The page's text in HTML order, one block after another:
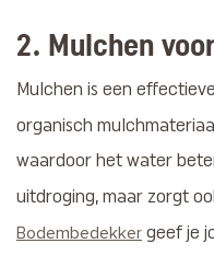
2. Mulchen
Mulchen is een
organisch
waardoor het water
uitdroging, maar zorgt
Bodembedekker geef je